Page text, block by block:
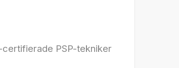
PSP-tekniker